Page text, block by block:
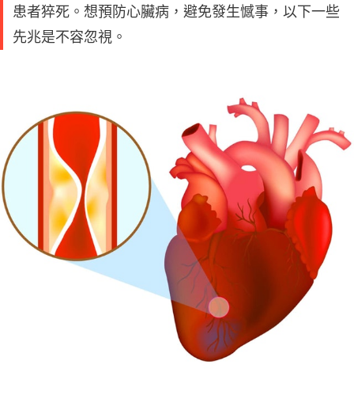
患者猝死。想預防心臟病，避免發生憾事，以下一些
先兆是不容忽視。